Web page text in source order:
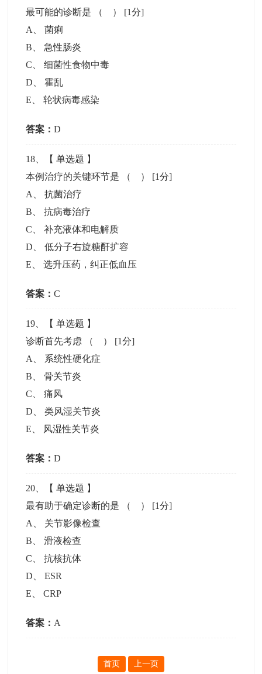
最可能的诊断是 （ ） [1分]
A
、菌痢
B
急性肠炎
C 、细菌性食物中毒
D 、霍乱
E 、轮状病毒感染
答案：D
18 、【单选题 】
本例治疗的关键环节是 （ ） [1分]
A
、抗菌治疗
B 、抗病毒治疗
C 、补充液体和电解质
D 、低分子右旋糖酐扩容
E 、选升压药，纠正低血压
答案：C
19 、【单选题 】
诊断首先考虑 （ ） [1分]
A
系统性硬化症
B 、骨关节炎
C 、痛风
D 、类风湿关节炎
E
风湿性关节炎
答案：D
20 、【单选题 】
最有助于确定诊断的是 （ ） [1分]
A
关节影像检查
B 、滑液检查
C 、抗核抗体
D 、ESR
E 、CRP
答案： A
首页 上一页